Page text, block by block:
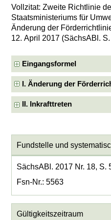
Vollzitat: Zweite Richtlinie
Staatsministeriums für
Änderung der
12. April 2017 (SächsABl.
Eingangsformel
I. Änderung der
II. Inkrafttreten
Fundstelle und
SächsABl. 2017 Nr. 18, S.
Fsn-Nr.: 5563
Gültigkeitszeitraum